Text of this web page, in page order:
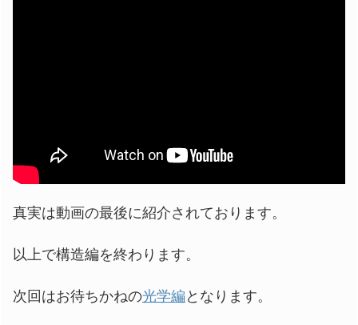
真実は動画の最後に紹介されております。
以上で構造編を終わります。
次回はお待ちかねの光学編となります。